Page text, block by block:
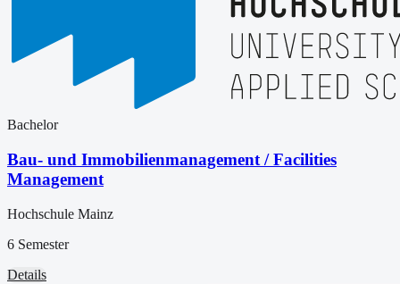
Bachelor
Bau- und Immobilienmanagement / Facilities
Management
Hochschule Mainz
6 Semester
Details